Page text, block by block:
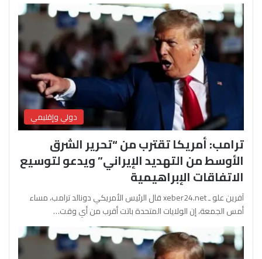
دولي وإقليمي
ترامب: أمريكا تقترب من “تحرير الشرق
الأوسط من التهديد الإيراني” ويدعو لتوسيع
الاتفاقات الإبراهيمية
آفرين علو ـ xeber24.net قال الرئيس الأمريكي دونالد ترامب، مساء
أمس الجمعة، إن الولايات المتحدة باتت أقرب من أي وقت…